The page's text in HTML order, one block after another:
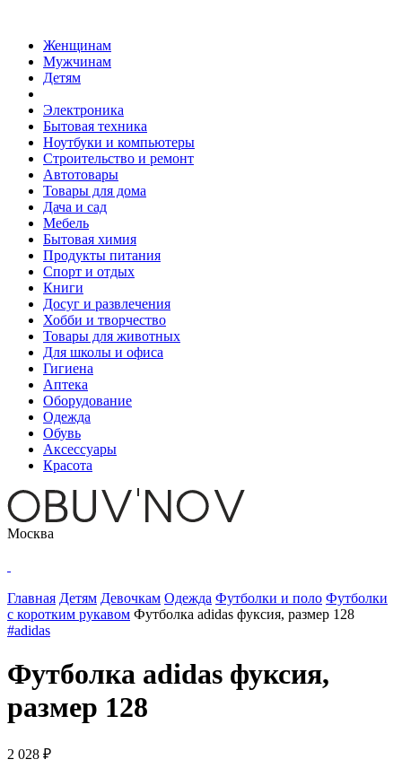
Женщинам
Мужчинам
Детям
Электроника
Бытовая техника
Ноутбуки и компьютеры
Строительство и ремонт
Автотовары
Товары для дома
Дача и сад
Мебель
Бытовая химия
Продукты питания
Спорт и отдых
Книги
Досуг и развлечения
Хобби и творчество
Товары для животных
Для школы и офиса
Гигиена
Аптека
Оборудование
Одежда
Обувь
Аксессуары
Красота
Москва
Главная Детям Девочкам Одежда Футболки и поло Футболки
с коротким рукавом Футболка adidas фуксия, размер 128
#adidas
Футболка adidas фуксия,
размер 128
2 028 ₽